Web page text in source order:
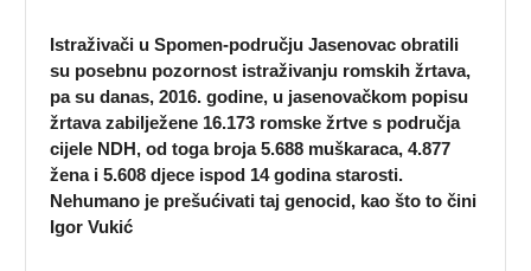
Istraživači u Spomen-području Jasenovac obratili
su posebnu pozornost istraživanju romskih žrtava,
pa su danas, 2016. godine, u jasenovačkom popisu
žrtava zabilježene 16.173 romske žrtve s područja
cijele NDH, od toga broja 5.688 muškaraca, 4.877
žena i 5.608 djece ispod 14 godina starosti.
Nehumano je prešućivati taj genocid, kao što to čini
Igor Vukić